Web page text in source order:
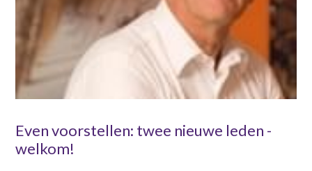
a
g
o
Even voorstellen: twee nieuwe leden -
welkom!
Boek Levensduurkosten –
Slim investeren, lang
profiteren
Dag van de
Bouwkostendeskundige 2024
Dag van de
november 2023